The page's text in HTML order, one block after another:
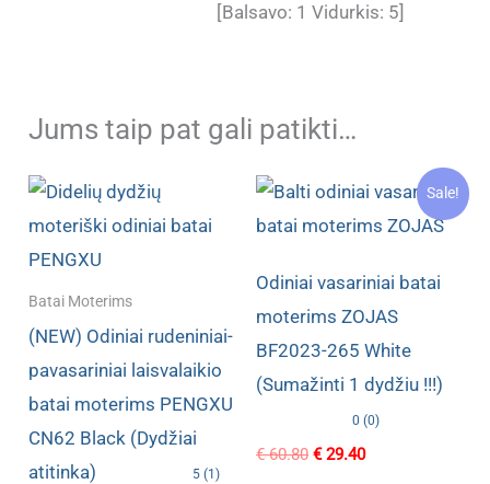
[Balsavo: 1 Vidurkis: 5]
Jums taip pat gali patikti…
Batai Moterims
(NEW) Odiniai rudeniniai-
pavasariniai laisvalaikio
batai moterims PENGXU
CN62 Black (Dydžiai
atitinka)
5 (1)
Sale!
Odiniai vasariniai batai
moterims ZOJAS
BF2023-265 White
(Sumažinti 1 dydžiu !!!)
0 (0)
€60.80 Original
€29.40Current